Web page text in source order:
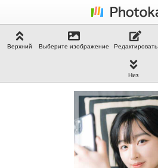
Верхний Выберите изображение Редактировать
Низ